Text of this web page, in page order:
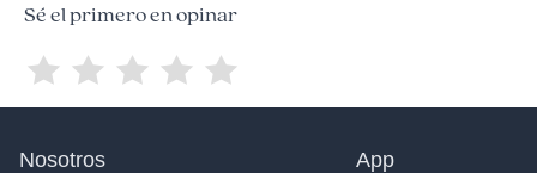
Sé el primero en opinar
Nosotros App